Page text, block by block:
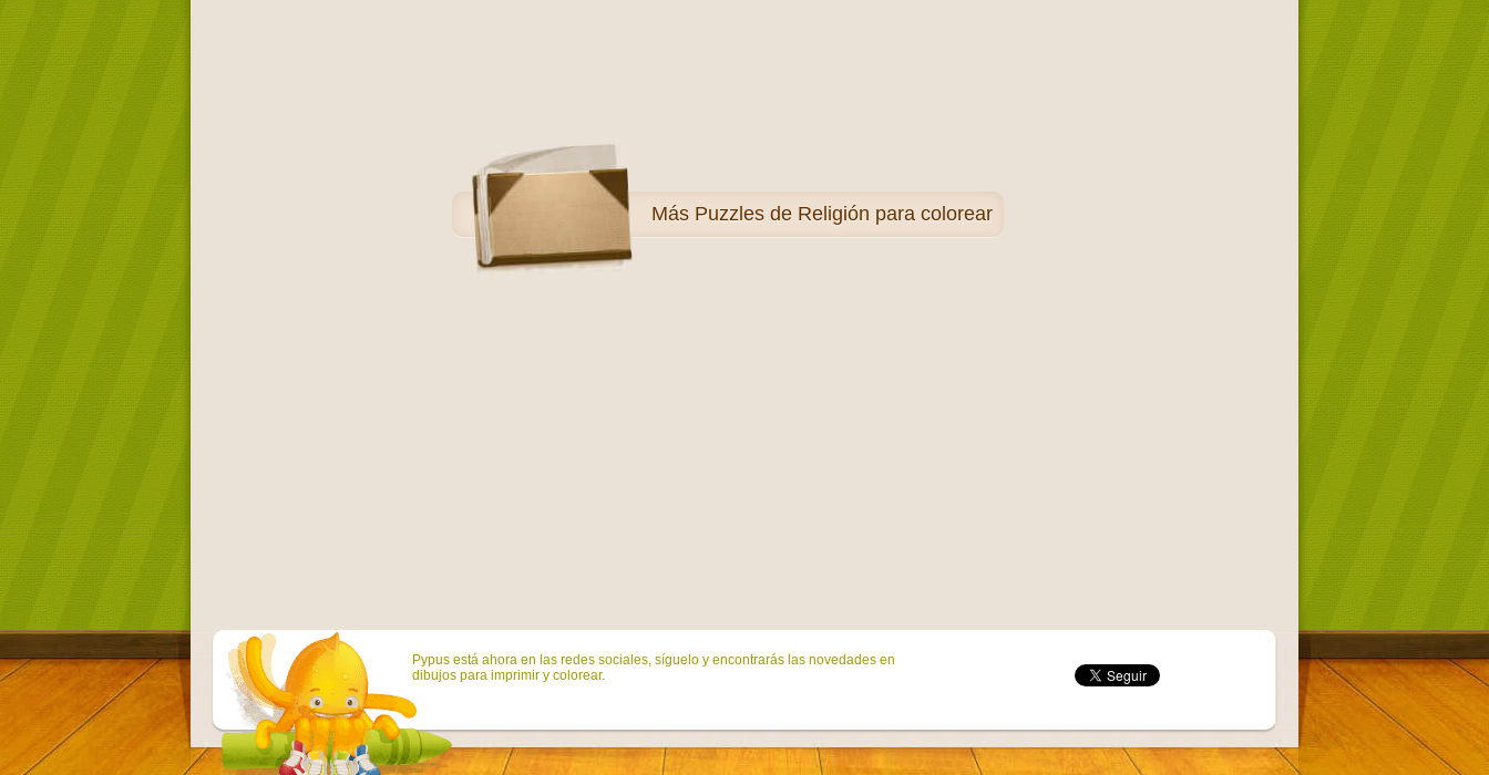
Más Puzzles de Religión para colorear
Pypus está ahora en las redes sociales, síguelo y encontrarás las novedades en
dibujos para imprimir y colorear.